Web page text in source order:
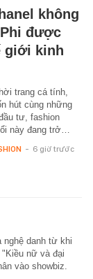
không
được
giới kinh
trang cá tính,
hút cùng những
tư, fashion
này đang trở…
- 6 giờ trước
nghệ danh từ khi
nữ và đại
vào showbiz.